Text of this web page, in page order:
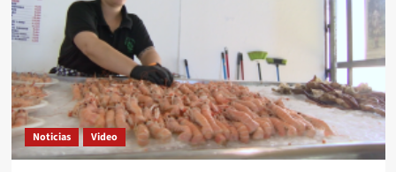
Noticias Video